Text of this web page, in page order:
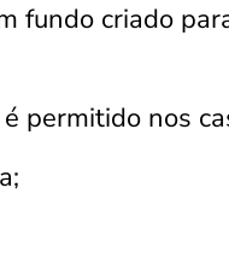
fundo criado
permitido nos